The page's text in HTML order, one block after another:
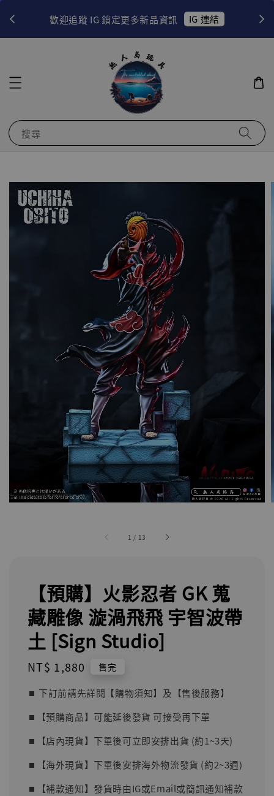
歡迎追蹤 IG 鎖定更多新品資訊 IG 連結
搜尋
1 / 13
【預購】火影忍者 GK 蒐
藏雕像 漩渦飛飛 宇智波帶
土 [Sign Studio]
Regular
NT$ 1,880 售完
⏹︎ 下訂前請先詳閱【購物須知】及【售後服務】
⏹︎【預購商品】可能延後發貨 可接受再下單
⏹︎【店內現貨】下單後可立即安排出貨 (約1~3天)
⏹︎【海外現貨】下單後安排海外物流發貨 (約2~3週)
⏹︎【補款通知】發貨時由IG或Email或簡訊通知補款